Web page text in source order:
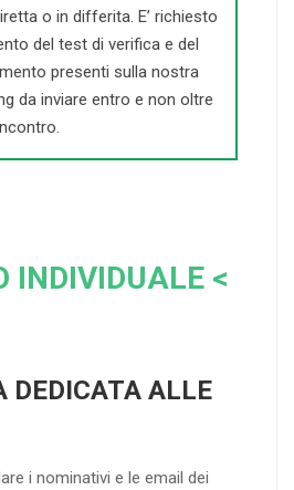
o in differita. E’ richiesto
del test di verifica e del
presenti sulla nostra
da inviare entro e non oltre
INDIVIDUALE <
DEDICATA ALLE
i nominativi e le email dei